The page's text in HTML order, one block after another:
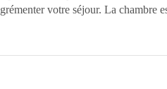
votre séjour. La chambre